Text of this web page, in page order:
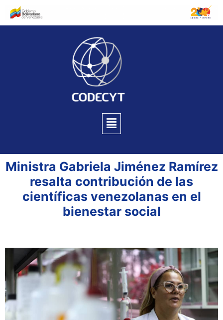
Ministra Gabriela Jiménez Ramírez
resalta contribución de las
científicas venezolanas en el
bienestar social